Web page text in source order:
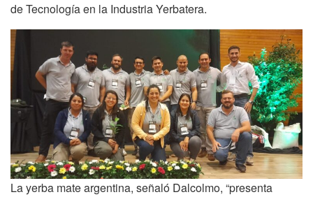
de Tecnología en la Industria Yerbatera.
La yerba mate argentina, señaló Dalcolmo, “presenta